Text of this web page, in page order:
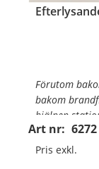
Art nr: 6272
Förutom
bakom
hjälpen-
Material:
Pris exkl.